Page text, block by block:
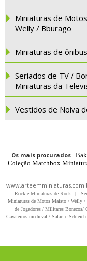
Miniaturas de
Welly / Bburago
Miniaturas de ônibus
Seriados de TV /
Miniaturas da
Vestidos de Noiva
Os mais procurados-
Coleção Matchbox
Rock e Miniaturas de Rock
|
Miniaturas de Motos Maisto / Welly /
de Jogadores / Militares Bonecos/
Cavaleiros medieval / Safari e Schleich